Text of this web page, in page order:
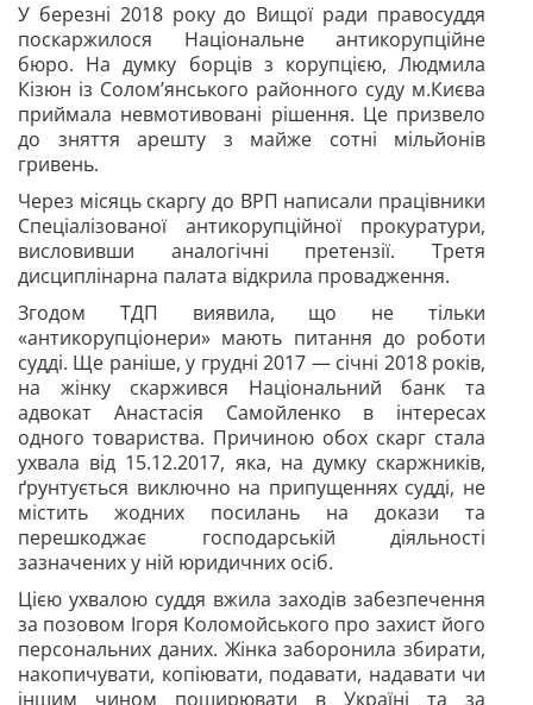
У березні 2018 року до Вищої ради правосуддя
поскаржилося Національне антикорупційне
бюро. На думку борців з корупцією, Людмила
Кізюн із Солом’янського районного суду м.Києва
приймала невмотивовані рішення. Це призвело
до зняття арешту з майже сотні мільйонів
гривень.
Через місяць скаргу до ВРП написали працівники
Спеціалізованої антикорупційної прокуратури,
висловивши аналогічні претензії. Третя
дисциплінарна палата відкрила провадження.
Згодом ТДП виявила, що не тільки
«антикорупціонери» мають питання до роботи
судді. Ще раніше, у грудні 2017 — січні 2018 років,
на жінку скаржився Національний банк та
адвокат Анастасія Самойленко в інтересах
одного товариства. Причиною обох скарг стала
ухвала від 15.12.2017, яка, на думку скаржників,
ґрунтується виключно на припущеннях судді, не
містить жодних посилань на докази та
перешкоджає господарській діяльності
зазначених у ній юридичних осіб.
Цією ухвалою суддя вжила заходів забезпечення
за позовом Ігоря Коломойського про захист його
персональних даних. Жінка заборонила збирати,
накопичувати, копіювати, подавати, надавати чи
іншим чином поширювати в Україні та за